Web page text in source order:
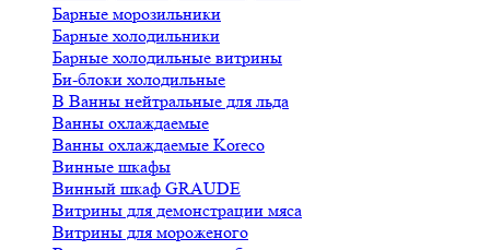
Барные морозильники
Барные холодильники
Барные холодильные витрины
Би-блоки холодильные
В Ванны нейтральные для льда
Ванны охлаждаемые
Ванны охлаждаемые Koreco
Винные шкафы
Винный шкаф GRAUDE
Витрины для демонстрации мяса
Витрины для мороженого